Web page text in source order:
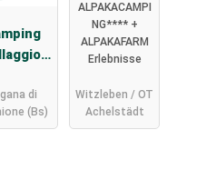
di
(Bs)
omfort+Nat
ur-
Stellplätze
ALPAKACAMPI
NG**** +
ALPAKAFARM
Erlebnisse
Witzleben / OT
Achelstädt